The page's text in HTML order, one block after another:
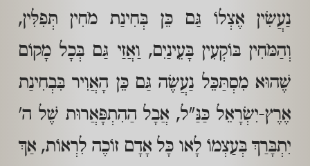
נַעֲשִׂין אֶצְלוֹ גַּם כֵּן בְּחִינַת מֹחִין תְּפִלִּין,
וְהַמֹּחִין בּוֹקְעִין בָּעֵינַיִם, וַאֲזַי גַּם בְּכָל מָקוֹם
שֶׁהוּא מִסְתַּכֵּל נַעֲשֶׂה גַּם כֵּן הָאֲוִיר בִּבְחִינַת
אֶרֶץ-יִשְׂרָאֵל כַּנַּ"ל, אֲבָל הַהִתְפָּאֲרוּת שֶׁל ה'
יִתְבָּרַךְ בְּעַצְמוֹ לָאו כָּל אָדָם זוֹכֶה לִרְאוֹת, אַךְ